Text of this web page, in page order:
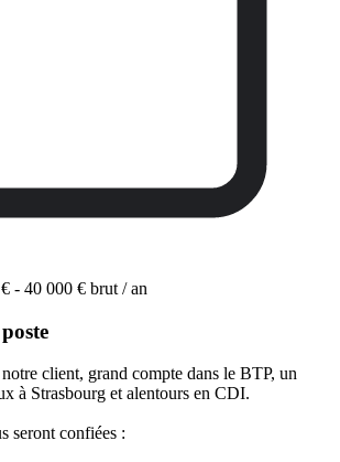
- 40 000 € brut / an
client, grand compte dans le BTP, un
à Strasbourg et alentours en CDI.
seront confiées :